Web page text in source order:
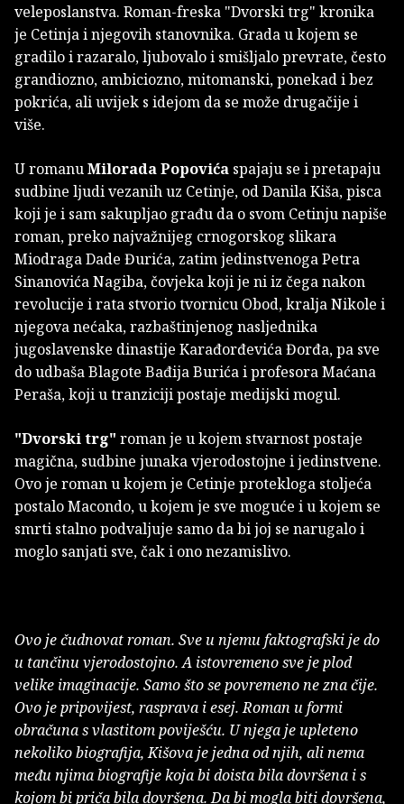
veleposlanstva. Roman-freska "Dvorski trg" kronika
je Cetinja i njegovih stanovnika. Grada u kojem se
gradilo i razaralo, ljubovalo i smišljalo prevrate, često
grandiozno, ambiciozno, mitomanski, ponekad i bez
pokrića, ali uvijek s idejom da se može drugačije i
više.
U romanuMilorada Popovića spajaju se i pretapaju
sudbine ljudi vezanih uz Cetinje, od Danila Kiša, pisca
koji je i sam sakupljao građu da o svom Cetinju napiše
roman, preko najvažnijeg crnogorskog slikara
Miodraga Dade Đurića, zatim jedinstvenoga Petra
Sinanovića Nagiba, čovjeka koji je ni iz čega nakon
revolucije i rata stvorio tvornicu Obod, kralja Nikole i
njegova nećaka, razbaštinjenog nasljednika
jugoslavenske dinastije Karađorđevića Đorđa, pa sve
do udbaša Blagote Bađija Burića i profesora Maćana
Peraša, koji u tranziciji postaje medijski mogul.
"Dvorski trg" roman je u kojem stvarnost postaje
magična, sudbine junaka vjerodostojne i jedinstvene.
Ovo je roman u kojem je Cetinje protekloga stoljeća
postalo Macondo, u kojem je sve moguće i u kojem se
smrti stalno podvaljuje samo da bi joj se narugalo i
moglo sanjati sve, čak i ono nezamislivo.
Ovo je čudnovat roman. Sve u njemu faktografski je do
u tančinu vjerodostojno. A istovremeno sve je plod
velike imaginacije. Samo što se povremeno ne zna čije.
Ovo je pripovijest, rasprava i esej. Roman u formi
obračuna s vlastitom poviješću. U njega je upleteno
nekoliko biografija, Kišova je jedna od njih, ali nema
među njima biografije koja bi doista bila dovršena i s
kojom bi priča bila dovršena. Da bi mogla biti dovršena,